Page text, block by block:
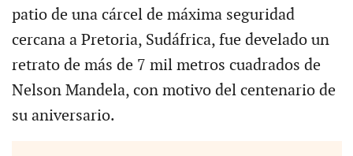
patio de una cárcel de máxima seguridad
cercana a Pretoria, Sudáfrica, fue develado un
retrato de más de 7 mil metros cuadrados de
Nelson Mandela, con motivo del centenario de
su aniversario.